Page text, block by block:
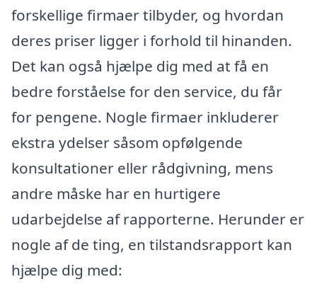
forskellige firmaer tilbyder, og hvordan
deres priser ligger i forhold til hinanden.
Det kan også hjælpe dig med at få en
bedre forståelse for den service, du får
for pengene. Nogle firmaer inkluderer
ekstra ydelser såsom opfølgende
konsultationer eller rådgivning, mens
andre måske har en hurtigere
udarbejdelse af rapporterne. Herunder er
nogle af de ting, en tilstandsrapport kan
hjælpe dig med: